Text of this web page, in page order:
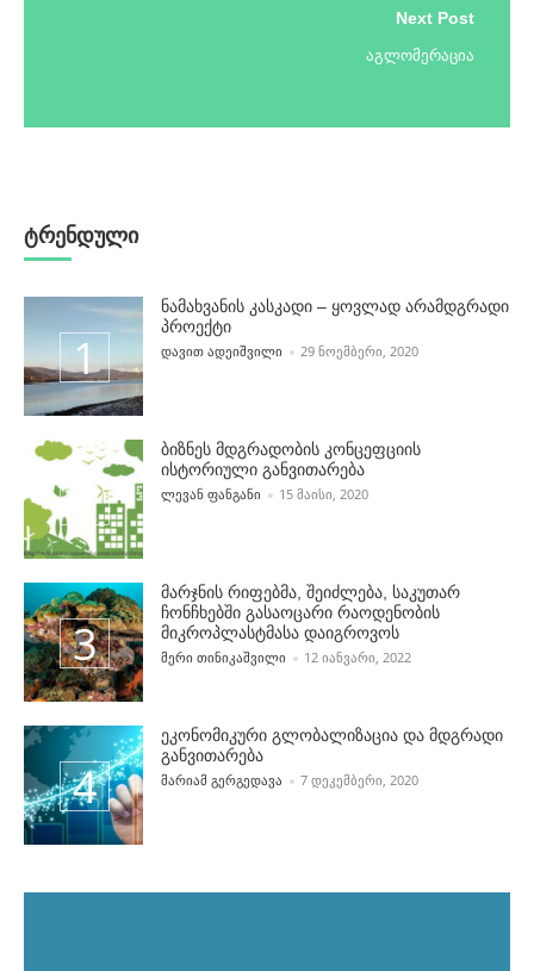
Next Post
აგლომერაცია
ტრენდული
ნამახვანის კასკადი – ყოვლად არამდგრადი
პროექტი
POSTED BY
ᲓᲐᲕᲘᲗ ᲐᲓᲔᲘᲨᲕᲘᲚᲘ 29 ᲜᲝᲔᲛᲑᲔᲠᲘ, 2020
ბიზნეს მდგრადობის კონცეფციის
ისტორიული განვითარება
POSTED BY
ᲚᲔᲕᲐᲜ ᲤᲐᲜᲒᲐᲜᲘ 15 ᲛᲐᲘᲡᲘ, 2020
მარჯნის რიფებმა, შეიძლება, საკუთარ
ჩონჩხებში გასაოცარი რაოდენობის
მიკროპლასტმასა დაიგროვოს
POSTED BY
ᲛᲔᲠᲘ ᲗᲘᲜᲘᲙᲐᲨᲕᲘᲚᲘ 12 ᲘᲐᲜᲕᲐᲠᲘ, 2022
ეკონომიკური გლობალიზაცია და მდგრადი
განვითარება
POSTED BY
ᲛᲐᲠᲘᲐᲛ ᲒᲔᲠᲒᲔᲓᲐᲕᲐ 7 ᲓᲔᲙᲔᲛᲑᲔᲠᲘ, 2020